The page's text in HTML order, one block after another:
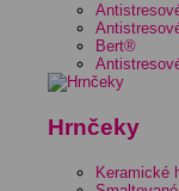
Bert®
Hrnčeky
Keramické